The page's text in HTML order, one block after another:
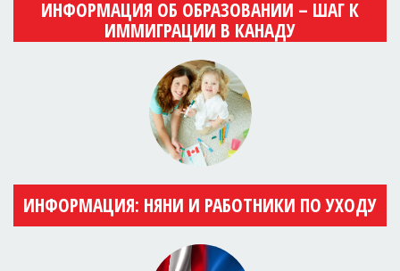
ИНФОРМАЦИЯ ОБ ОБРАЗОВАНИИ – ШАГ К
ИММИГРАЦИИ В КАНАДУ
ИНФОРМАЦИЯ: НЯНИ И РАБОТНИКИ ПО УХОДУ